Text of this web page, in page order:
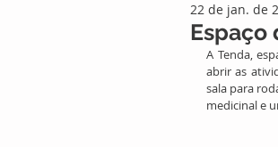
Espaço
22 de jan. de
A Tenda,
abrir as
sala para
medicinal e